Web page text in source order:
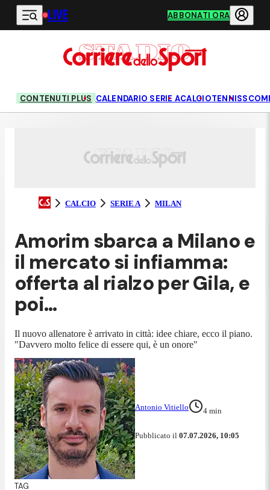
Vai al contenuto principale
LIVE ABBONATI ORA
CONTENUTI PLUS CALENDARIO SERIE ACALCIOTENNIS
CALCIO SERIE A MILAN
Amorim sbarca a Milano e
il mercato si infiamma:
offerta al rialzo per Gila, e
poi…
Il nuovo allenatore è arrivato in città: idee chiare, ecco il piano.
"Davvero molto felice di essere qui, è un onore"
Antonio Vitiello 4 min
Pubblicato il 07.07.2026, 10:05